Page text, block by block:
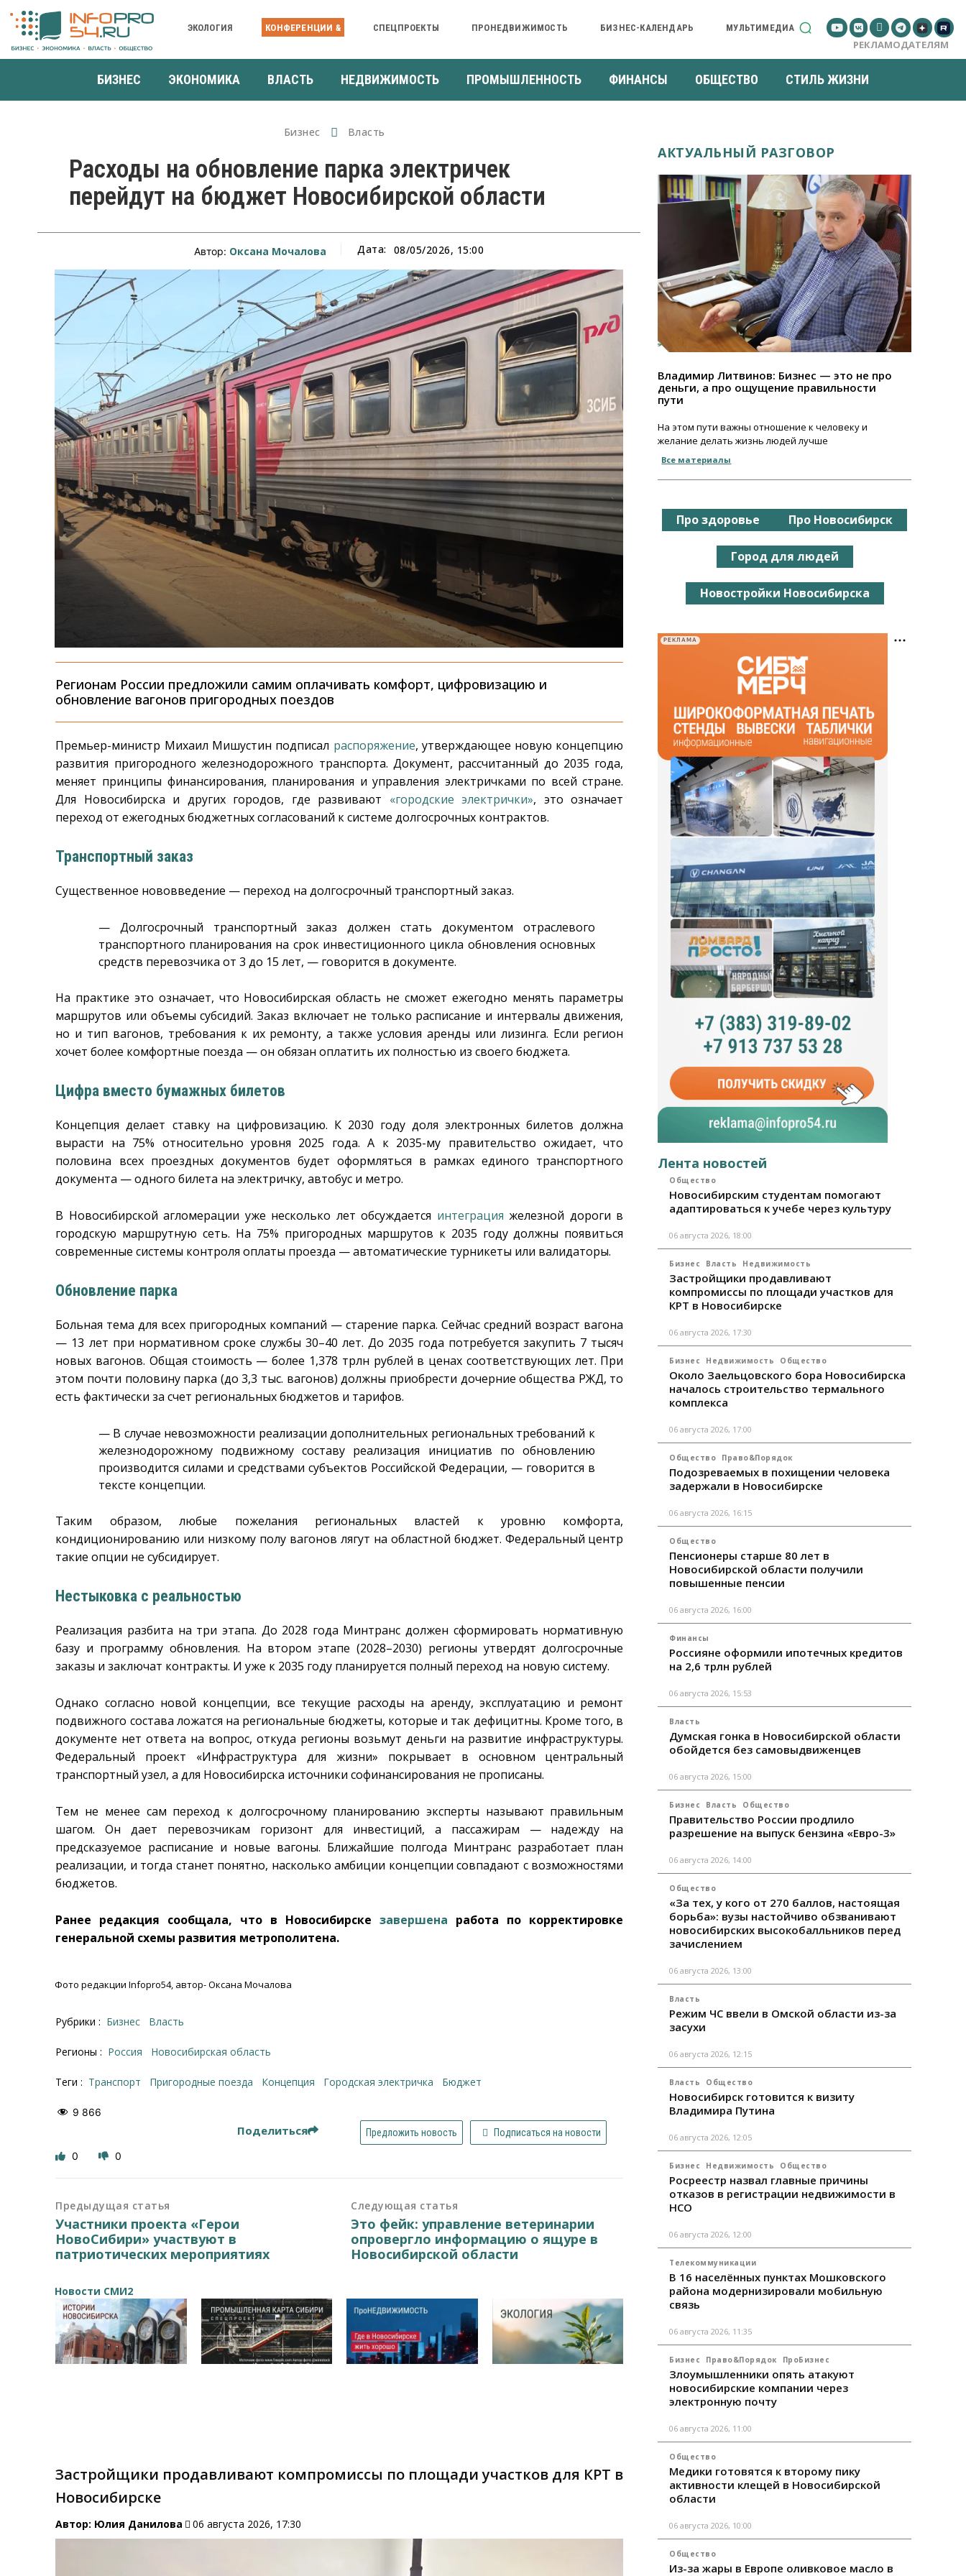
ЭКОЛОГИЯ КОНФЕРЕНЦИИ & СПЕЦПРОЕКТЫ ПРОНЕДВИЖИМОСТЬ БИЗНЕС-КАЛЕНДАРЬ МУЛЬТИМЕДИА
РЕКЛАМОДАТЕЛЯМ
БИЗНЕС ЭКОНОМИКА ВЛАСТЬ НЕДВИЖИМОСТЬ ПРОМЫШЛЕННОСТЬ ФИНАНСЫ ОБЩЕСТВО СТИЛЬ ЖИЗНИ
Бизнес Власть
Расходы на обновление парка электричек
перейдут на бюджет Новосибирской области
Автор: Оксана Мочалова Дата: 08/05/2026, 15:00
Регионам России предложили самим оплачивать комфорт, цифровизацию и
обновление вагонов пригородных поездов
Премьер-министр Михаил Мишустин подписал распоряжение, утверждающее новую концепцию
развития пригородного железнодорожного транспорта. Документ, рассчитанный до 2035 года,
меняет принципы финансирования, планирования и управления электричками по всей стране.
Для Новосибирска и других городов, где развивают «городские электрички», это означает
переход от ежегодных бюджетных согласований к системе долгосрочных контрактов.
Транспортный заказ
Существенное нововведение — переход на долгосрочный транспортный заказ.
— Долгосрочный транспортный заказ должен стать документом отраслевого
транспортного планирования на срок инвестиционного цикла обновления основных
средств перевозчика от 3 до 15 лет, — говорится в документе.
На практике это означает, что Новосибирская область не сможет ежегодно менять параметры
маршрутов или объемы субсидий. Заказ включает не только расписание и интервалы движения,
но и тип вагонов, требования к их ремонту, а также условия аренды или лизинга. Если регион
хочет более комфортные поезда — он обязан оплатить их полностью из своего бюджета.
Цифра вместо бумажных билетов
Концепция делает ставку на цифровизацию. К 2030 году доля электронных билетов должна
вырасти на 75% относительно уровня 2025 года. А к 2035-му правительство ожидает, что
половина всех проездных документов будет оформляться в рамках единого транспортного
документа — одного билета на электричку, автобус и метро.
В Новосибирской агломерации уже несколько лет обсуждается интеграцияжелезной дороги в
городскую маршрутную сеть. На 75% пригородных маршрутов к 2035 году должны появиться
современные системы контроля оплаты проезда — автоматические турникеты или валидаторы.
Обновление парка
Больная тема для всех пригородных компаний — старение парка. Сейчас средний возраст вагона
— 13 лет при нормативном сроке службы 30–40 лет. До 2035 года потребуется закупить 7 тысяч
новых вагонов. Общая стоимость — более 1,378 трлн рублей в ценах соответствующих лет. При
этом почти половину парка (до 3,3 тыс. вагонов) должны приобрести дочерние общества РЖД, то
есть фактически за счет региональных бюджетов и тарифов.
— В случае невозможности реализации дополнительных региональных требований к
железнодорожному подвижному составу реализация инициатив по обновлению
производится силами и средствами субъектов Российской Федерации, — говорится в
тексте концепции.
Таким образом, любые пожелания региональных властей к уровню комфорта,
кондиционированию или низкому полу вагонов лягут на областной бюджет. Федеральный центр
такие опции не субсидирует.
Нестыковка с реальностью
Реализация разбита на три этапа. До 2028 года Минтранс должен сформировать нормативную
базу и программу обновления. На втором этапе (2028–2030) регионы утвердят долгосрочные
заказы и заключат контракты. И уже к 2035 году планируется полный переход на новую систему.
Однако согласно новой концепции, все текущие расходы на аренду, эксплуатацию и ремонт
подвижного состава ложатся на региональные бюджеты, которые и так дефицитны. Кроме того, в
документе нет ответа на вопрос, откуда регионы возьмут деньги на развитие инфраструктуры.
Федеральный проект «Инфраструктура для жизни» покрывает в основном центральный
транспортный узел, а для Новосибирска источники софинансирования не прописаны.
Тем не менее сам переход к долгосрочному планированию эксперты называют правильным
шагом. Он дает перевозчикам горизонт для инвестиций, а пассажирам — надежду на
предсказуемое расписание и новые вагоны. Ближайшие полгода Минтранс разработает план
реализации, и тогда станет понятно, насколько амбиции концепции совпадают с возможностями
бюджетов.
Ранее редакция сообщала, что в Новосибирскезавершена работа по корректировке
генеральной схемы развития метрополитена.
Фото редакции Infopro54, автор- Оксана Мочалова
Рубрики : Бизнес Власть
Регионы : Россия Новосибирская область
Теги : транспорт Пригородные поезда концепция Городская электричка бюджет
9 866
Поделиться Предложить новость Подписаться на новости
0 0
Предыдущая статья
Участники проекта «Герои
НовоСибири» участвуют в
патриотических мероприятиях
Следующая статья
Это фейк: управление ветеринарии
опровергло информацию о ящуре в
Новосибирской области
Новости СМИ2
Застройщики продавливают компромиссы по площади участков для КРТ в
Новосибирске
Автор: Юлия Данилова 06 августа 2026, 17:30
АКТУАЛЬНЫЙ РАЗГОВОР
Владимир Литвинов: Бизнес — это не про
деньги, а про ощущение правильности
пути
На этом пути важны отношение к человеку и
желание делать жизнь людей лучше
Все материалы
Про здоровье Про Новосибирск
Город для людей
Новостройки Новосибирска
РЕКЛАМА
Лента новостей
Общество
Новосибирским студентам помогают
адаптироваться к учебе через культуру
06 августа 2026, 18:00
Бизнес Власть Недвижимость
Застройщики продавливают
компромиссы по площади участков для
КРТ в Новосибирске
06 августа 2026, 17:30
Бизнес Недвижимость Общество
Около Заельцовского бора Новосибирска
началось строительство термального
комплекса
06 августа 2026, 17:00
Общество Право&Порядок
Подозреваемых в похищении человека
задержали в Новосибирске
06 августа 2026, 16:15
Общество
Пенсионеры старше 80 лет в
Новосибирской области получили
повышенные пенсии
06 августа 2026, 16:00
Финансы
Россияне оформили ипотечных кредитов
на 2,6 трлн рублей
06 августа 2026, 15:53
Власть
Думская гонка в Новосибирской области
обойдется без самовыдвиженцев
06 августа 2026, 15:00
Бизнес Власть Общество
Правительство России продлило
разрешение на выпуск бензина «Евро-3»
06 августа 2026, 14:00
Общество
«За тех, у кого от 270 баллов, настоящая
борьба»: вузы настойчиво обзванивают
новосибирских высокобалльников перед
зачислением
06 августа 2026, 13:00
Власть
Режим ЧС ввели в Омской области из-за
засухи
06 августа 2026, 12:15
Власть Общество
Новосибирск готовится к визиту
Владимира Путина
06 августа 2026, 12:05
Бизнес Недвижимость Общество
Росреестр назвал главные причины
отказов в регистрации недвижимости в
НСО
06 августа 2026, 12:00
Телекоммуникации
В 16 населённых пунктах Мошковского
района модернизировали мобильную
связь
06 августа 2026, 11:35
Бизнес Право&Порядок ПроБизнес
Злоумышленники опять атакуют
новосибирские компании через
электронную почту
06 августа 2026, 11:00
Общество
Медики готовятся к второму пику
активности клещей в Новосибирской
области
06 августа 2026, 10:00
Общество
Из-за жары в Европе оливковое масло в